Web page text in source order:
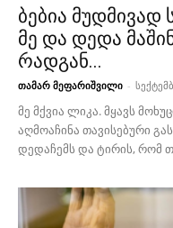
ბებია მუდმივად
მე და დედა
რადგან...
თამარ მეფარიშვილი -
მე მქვია ლიკა. მყავს
აღმოაჩინა თავისებური
დედაჩემს და ტირის, რომ